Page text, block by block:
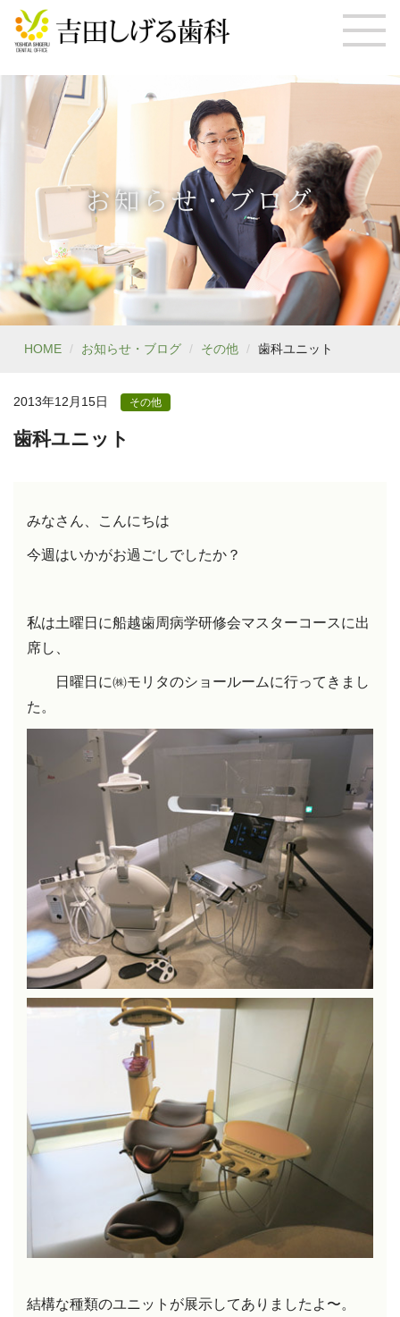
お知らせ・ブログ
HOME お知らせ・ブログ その他 歯科ユニット
2013年12月15日 その他
歯科ユニット
みなさん、こんにちは
今週はいかがお過ごしでしたか？
私は土曜日に船越歯周病学研修会マスターコースに出
席し、
日曜日に㈱モリタのショールームに行ってきまし
た。
結構な種類のユニットが展示してありましたよ〜。